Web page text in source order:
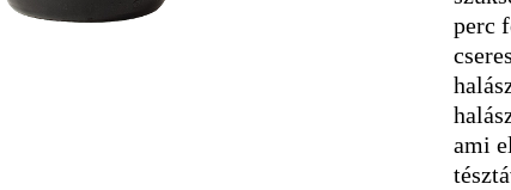
perc
ami